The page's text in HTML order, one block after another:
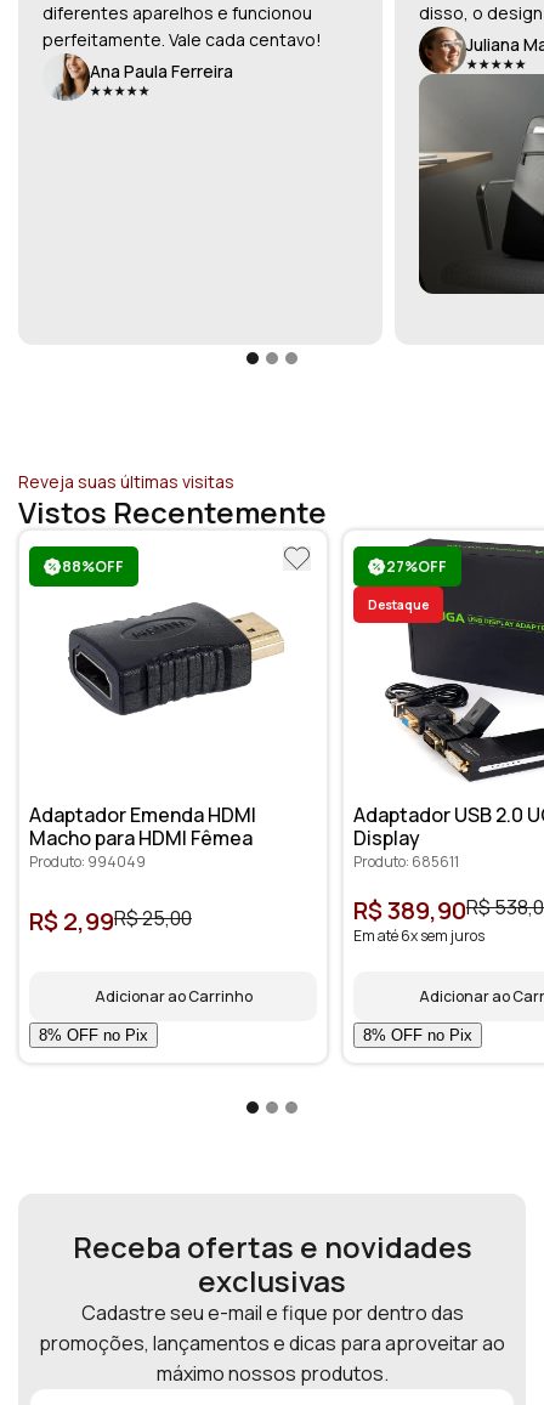
diferentes aparelhos e funcionou
perfeitamente. Vale cada centavo!
Ana Paula Ferreira
disso, o
Juliana
Reveja suas últimas visitas
Vistos Recentemente
88%OFF
Adaptador Emenda HDMI
Macho para HDMI Fêmea
Produto: 994049
R$ 2,99R$ 25,00
Adicionar ao Carrinho
27%OFF
Destaque
Adaptador USB 2.0
Display
Produto: 685611
R$ 389,90R$
Em até 6x sem juros
Adicionar ao
Receba ofertas e novidades
exclusivas
Cadastre seu e-mail e fique por dentro das
promoções, lançamentos e dicas para aproveitar ao
máximo nossos produtos.